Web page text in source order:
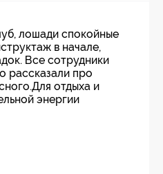
лошади спокойные
в начале,
Все сотрудники
рассказали про
отдыха и
энергии